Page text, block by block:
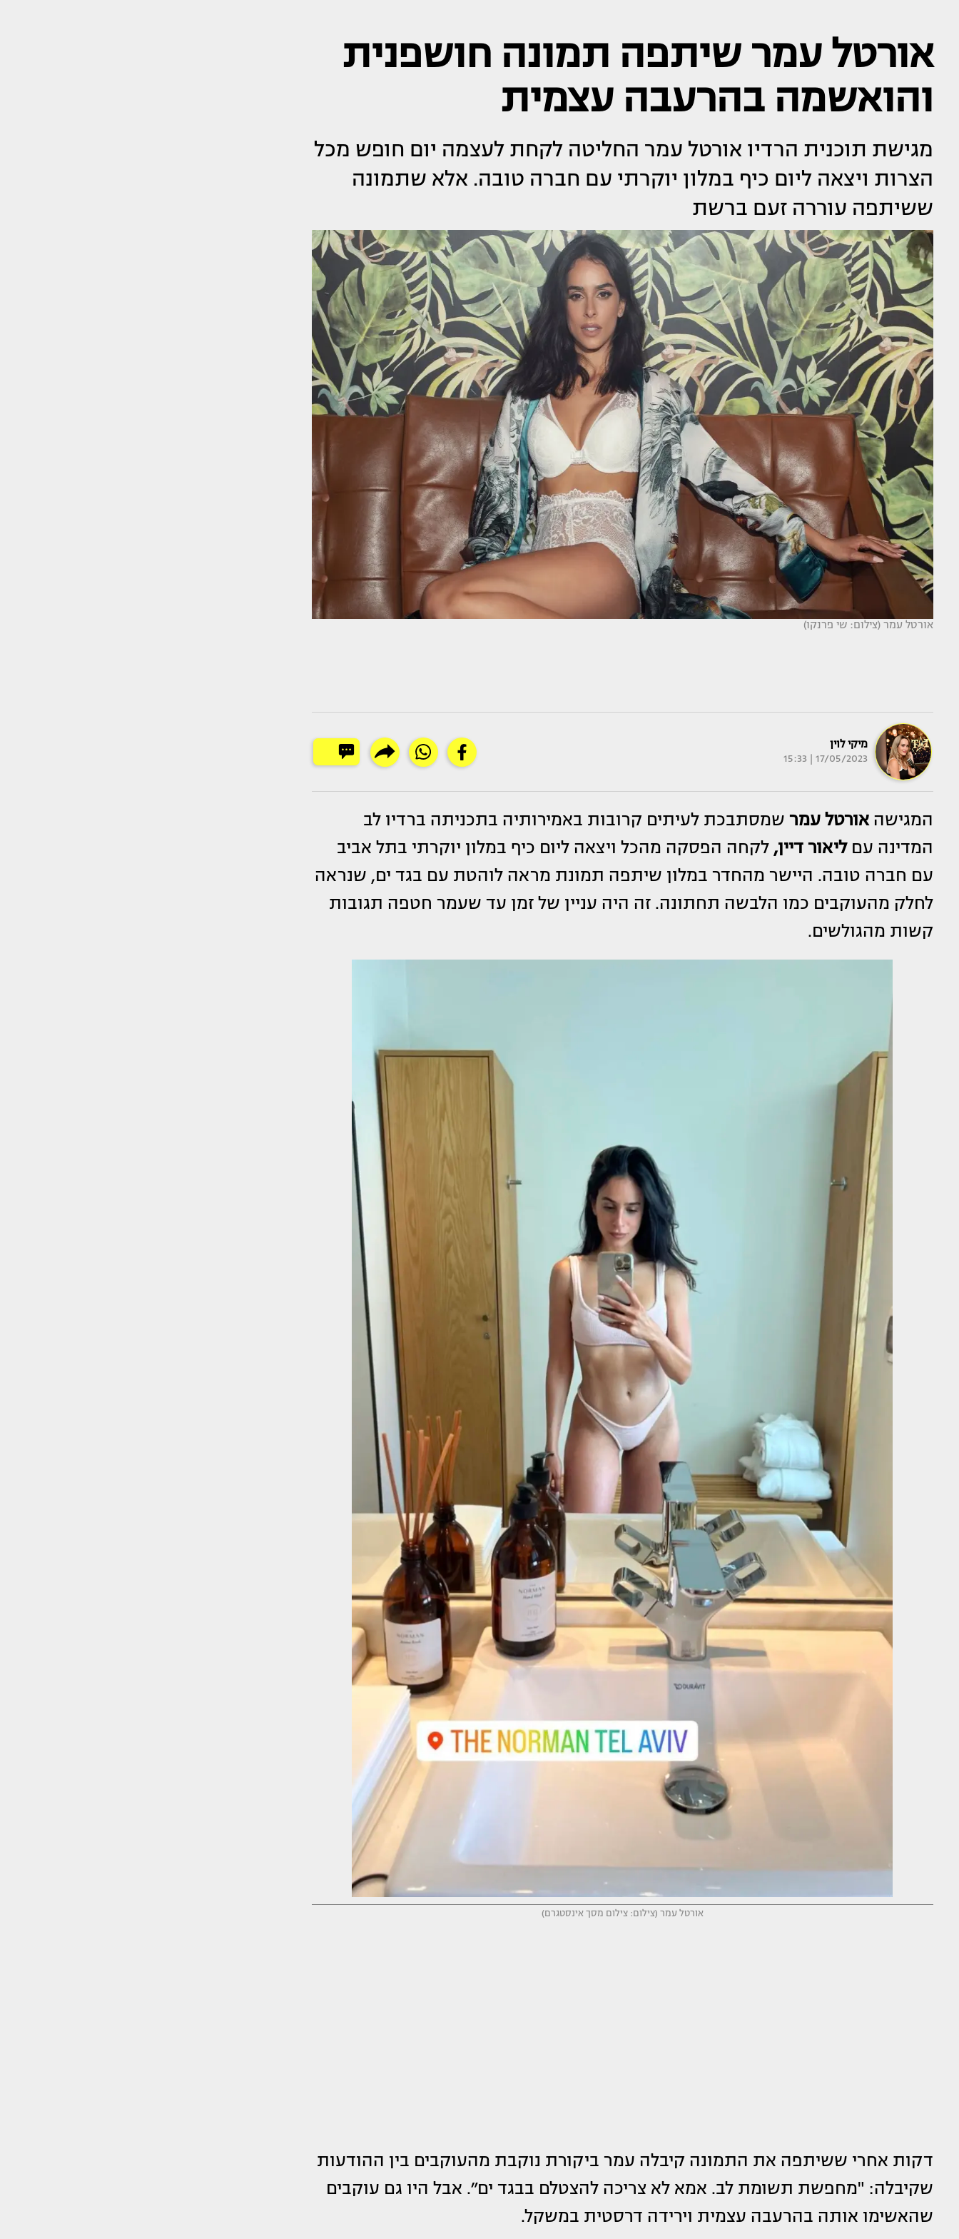
אורטל עמר שיתפה תמונה חושפנית
והואשמה בהרעבה עצמית
מגישת תוכנית הרדיו אורטל עמר החליטה לקחת לעצמה יום חופש מכל
הצרות ויצאה ליום כיף במלון יוקרתי עם חברה טובה. אלא שתמונה
ששיתפה עוררה זעם ברשת
אורטל עמר (צילום: שי פרנקו)
מיקי לוין
17/05/2023 | 15:33
המגישהאורטל עמר שמסתבכת לעיתים קרובות באמירותיה בתכניתה ברדיו לב
המדינה עםליאור דיין, לקחה הפסקה מהכל ויצאה ליום כיף במלון יוקרתי בתל אביב
עם חברה טובה. היישר מהחדר במלון שיתפה תמונת מראה לוהטת עם בגד ים, שנראה
לחלק מהעוקבים כמו הלבשה תחתונה. זה היה עניין של זמן עד שעמר חטפה תגובות
קשות מהגולשים.
אורטל עמר (צילום: צילום מסך אינסטגרם)
דקות אחרי ששיתפה את התמונה קיבלה עמר ביקורת נוקבת מהעוקבים בין ההודעות
שקיבלה: "מחפשת תשומת לב. אמא לא צריכה להצטלם בבגד ים״. אבל היו גם עוקבים
שהאשימו אותה בהרעבה עצמית וירידה דרסטית במשקל.